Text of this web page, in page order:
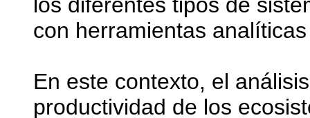
con herramientas
En este contexto, el
productividad de los